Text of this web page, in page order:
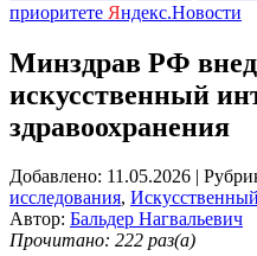
приоритете Яндекс.Новости
Минздрав РФ
искусственный
здравоохранения
Добавлено: 11.05.2026 |
исследования,
Автор: Бальдер Нагвальевич
Прочитано: 222 раз(а)